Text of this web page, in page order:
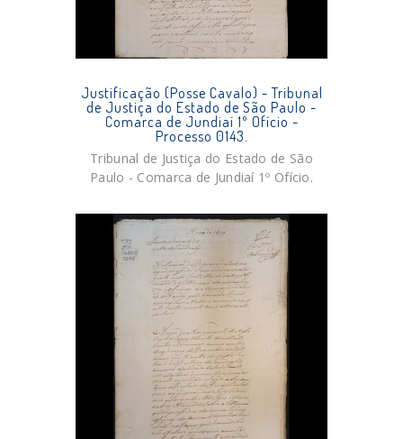
Justificação (Posse Cavalo) - Tribunal
de Justiça do Estado de São Paulo -
Comarca de Jundiaí 1º Ofício -
Processo 0143.
Tribunal de Justiça do Estado de São
Paulo - Comarca de Jundiaí 1º Ofício.